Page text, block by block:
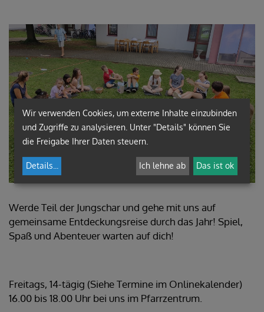
Werde Teil der Jungschar und gehe mit uns auf
gemeinsame Entdeckungsreise durch das Jahr! Spiel,
Spaß und Abenteuer warten auf dich!
Freitags, 14-tägig (Siehe Termine im Onlinekalender)
16.00 bis 18.00 Uhr bei uns im Pfarrzentrum.
Wir verwenden Cookies, um externe Inhalte einzubinden
und Zugriffe zu analysieren. Unter "Details" können Sie
die Freigabe Ihrer Daten steuern.
Details Ich lehne ab Das ist ok